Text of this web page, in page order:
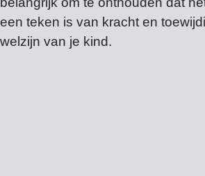
een teken is van kracht en
welzijn van je kind.